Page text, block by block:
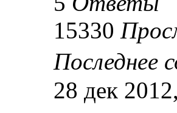
15330
Последнее
28 дек